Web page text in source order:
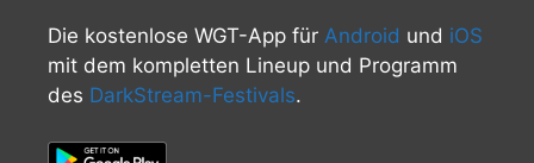
Die kostenlose WGT-App für Android und iOS
mit dem kompletten Lineup und Programm
des DarkStream-Festivals.